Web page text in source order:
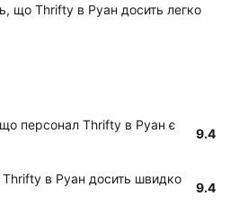
що Thrifty в Руан досить легко
що персонал Thrifty в Руан є
9.4
Thrifty в Руан досить швидко
9.4